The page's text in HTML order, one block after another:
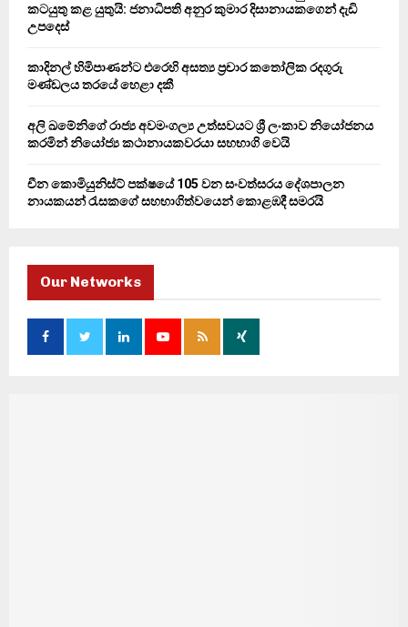
H
කටයුතු කළ යුතුයි: ජනාධිපති අනුර කුමාර දිසානායකගෙන් දැඩි
උපදෙස්
කාදිනල් හිමිපාණන්ට එරෙහි අසත්‍ය ප්‍රචාර කතෝලික රදගුරු
මණ්ඩලය තරයේ හෙළා දකී
අලි ඛමේනිගේ රාජ්‍ය අවමංගල්‍ය උත්සවයට ශ්‍රී ලංකාව නියෝජනය
කරමින් නියෝජ්‍ය කථානායකවරයා සහභාගි වෙයි
චීන කොමියුනිස්ට් පක්ෂයේ 105 වන සංවත්සරය දේශපාලන
නායකයන් රැසකගේ සහභාගිත්වයෙන් කොළඹදී සමරයි
Our Networks